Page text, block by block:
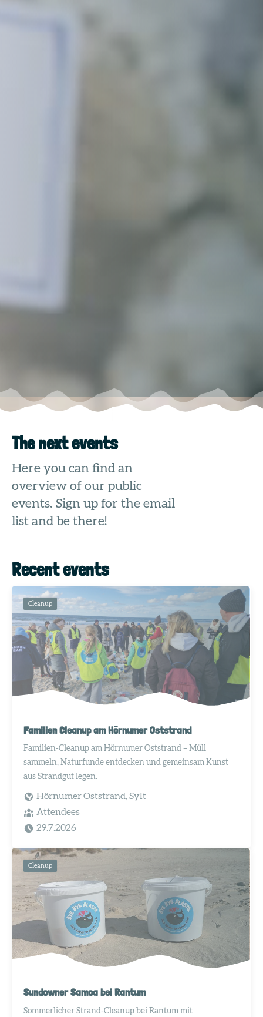
The next events
Here you can find an
overview of our public
events. Sign up for the email
list and be there!
Recent events
Cleanup
Familien Cleanup am Hörnumer Oststrand
Familien-Cleanup am Hörnumer Oststrand – Müll
sammeln, Naturfunde entdecken und gemeinsam Kunst
aus Strandgut legen.
Hörnumer Oststrand, Sylt
Attendees
29.7.2026
Cleanup
Sundowner Samoa bei Rantum
Sommerlicher Strand-Cleanup bei Rantum mit